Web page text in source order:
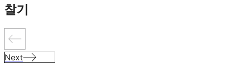
찰기
Next